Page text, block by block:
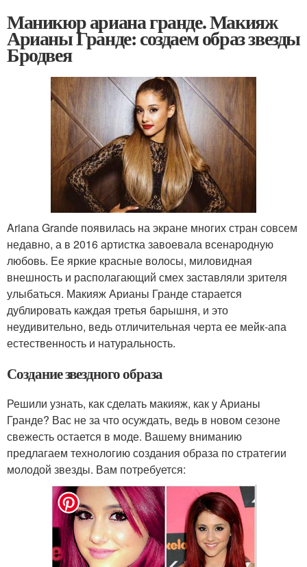
Маникюр ариана гранде. Макияж
Арианы Гранде: создаем образ звезды
Бродвея
Ariana Grande появилась на экране многих стран совсем
недавно, а в 2016 артистка завоевала всенародную
любовь. Ее яркие красные волосы, миловидная
внешность и располагающий смех заставляли зрителя
улыбаться. Макияж Арианы Гранде старается
дублировать каждая третья барышня, и это
неудивительно, ведь отличительная черта ее мейк-апа
естественность и натуральность.
Создание звездного образа
Решили узнать, как сделать макияж, как у Арианы
Гранде? Вас не за что осуждать, ведь в новом сезоне
свежесть остается в моде. Вашему вниманию
предлагаем технологию создания образа по стратегии
молодой звезды. Вам потребуется: